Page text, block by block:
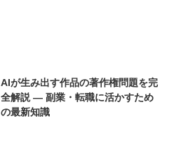
AIが生み出す作品の著作権問題を完
全解説 — 副業・転職に活かすため
の最新知識